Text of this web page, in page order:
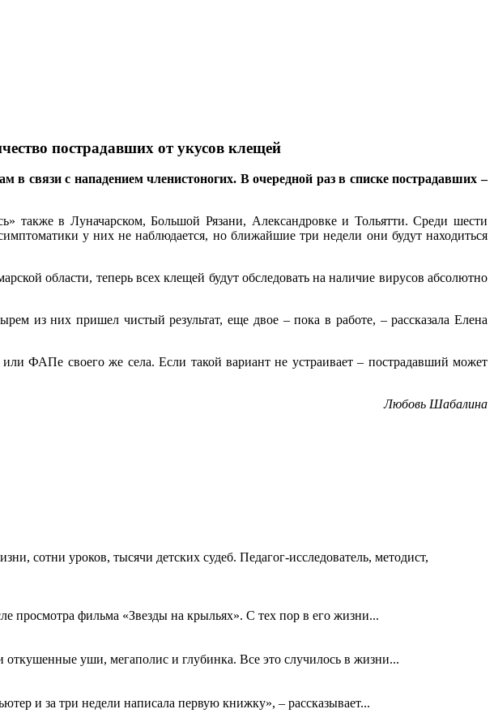
пострадавших от укусов клещей
связи с нападением членистоногих. В очередной раз в списке пострадавших –
также в Луначарском, Большой Рязани, Александровке и Тольятти. Среди шести
у них не наблюдается, но ближайшие три недели они будут находиться
области, теперь всех клещей будут обследовать на наличие вирусов абсолютно
из них пришел чистый результат, еще двое – пока в работе, – рассказала Елена
ФАПе своего же села. Если такой вариант не устраивает – пострадавший может
Любовь Шабалина
сотни уроков, тысячи детских судеб. Педагог-исследователь, методист,
просмотра фильма «Звезды на крыльях». С тех пор в его жизни...
уши, мегаполис и глубинка. Все это случилось в жизни...
и за три недели написала первую книжку», – рассказывает...